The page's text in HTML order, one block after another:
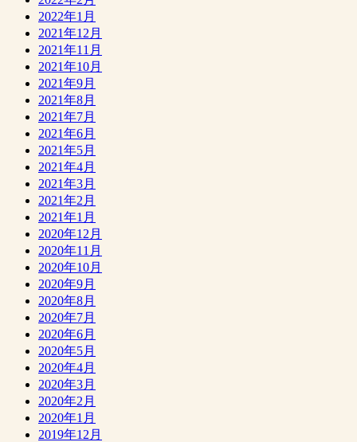
2022年1月
2021年12月
2021年11月
2021年10月
2021年9月
2021年8月
2021年7月
2021年6月
2021年5月
2021年4月
2021年3月
2021年2月
2021年1月
2020年12月
2020年11月
2020年10月
2020年9月
2020年8月
2020年7月
2020年6月
2020年5月
2020年4月
2020年3月
2020年2月
2020年1月
2019年12月